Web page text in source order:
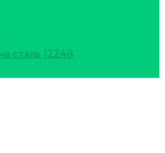
сталь 12248